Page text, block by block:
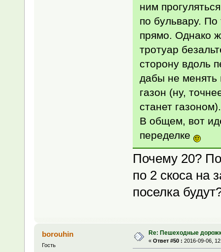
ним
по бульвару.
прямо. Однако
тротуар
сторону вдоль
дабы не менять
газон (ну,
станет газоном).
В общем, вот
переделке
Почему 20?
по 2 скоса на
поселка
borouhin
Гость
Re: Пешеходные
« Ответ #50 : 2016-09-06,